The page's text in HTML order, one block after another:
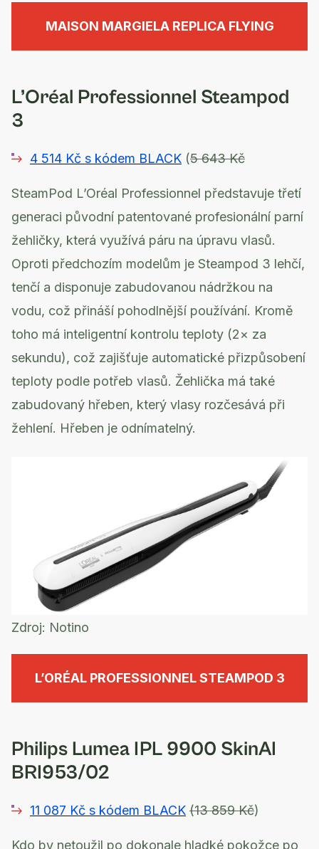
MAISON MARGIELA REPLICA FLYING
L’Oréal Professionnel Steampod
3
4 514 Kč s kódem BLACK (5 643 Kč
SteamPod L’Oréal Professionnel představuje třetí
generaci původní patentované profesionální parní
žehličky, která využívá páru na úpravu vlasů.
Oproti předchozím modelům je Steampod 3 lehčí,
tenčí a disponuje zabudovanou nádržkou na
vodu, což přináší pohodlnější používání. Kromě
toho má inteligentní kontrolu teploty (2× za
sekundu), což zajišťuje automatické přizpůsobení
teploty podle potřeb vlasů. Žehlička má také
zabudovaný hřeben, který vlasy rozčesává při
žehlení. Hřeben je odnímatelný.
Zdroj: Notino
L’ORÉAL PROFESSIONNEL STEAMPOD 3
Philips Lumea IPL 9900 SkinAI
BRI953/02
11 087 Kč s kódem BLACK (13 859 Kč)
Kdo by netoužil po dokonale hladké pokožce po